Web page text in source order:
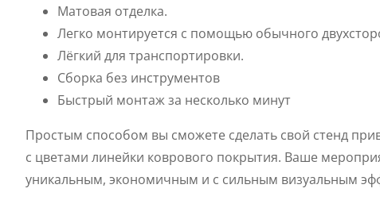
Матовая отделка.
Легко монтируется с помощью обычного
Лёгкий для транспортировки.
Сборка без инструментов
Быстрый монтаж за несколько минут
Простым способом вы сможете сделать свой стенд
с цветами линейки коврового покрытия. Ваше
уникальным, экономичным и с сильным визуальным